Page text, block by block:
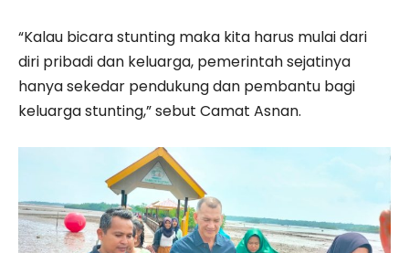
“Kalau bicara stunting maka kita harus mulai dari
diri pribadi dan keluarga, pemerintah sejatinya
hanya sekedar pendukung dan pembantu bagi
keluarga stunting,” sebut Camat Asnan.